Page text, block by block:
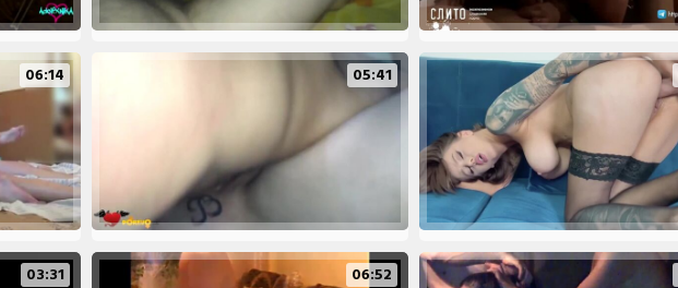
06:14 05:41
03:31 06:52